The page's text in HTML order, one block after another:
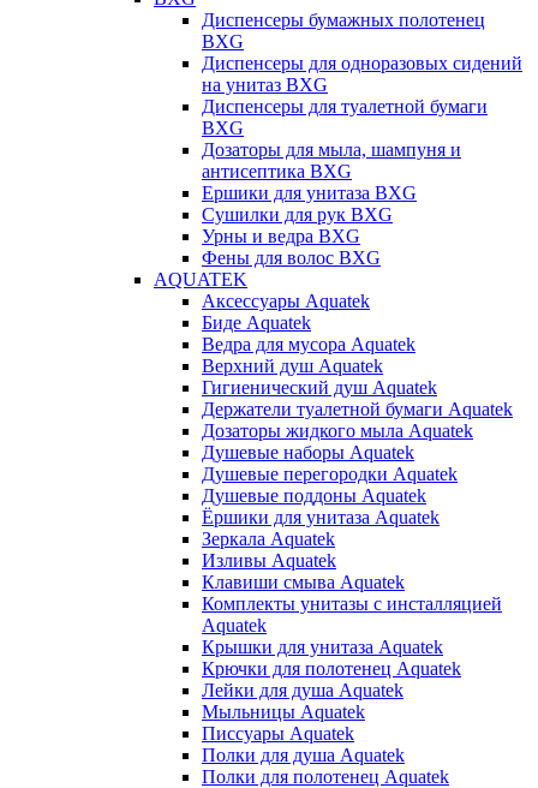
Диспенсеры бумажных полотенец
BXG
Диспенсеры для одноразовых сидений
на унитаз BXG
Диспенсеры для туалетной бумаги
BXG
Дозаторы для мыла, шампуня и
антисептика BXG
Ершики для унитаза BXG
Сушилки для рук BXG
Урны и ведра BXG
Фены для волос BXG
AQUATEK
Аксессуары Aquatek
Биде Aquatek
Ведра для мусора Aquatek
Верхний душ Aquatek
Гигиенический душ Aquatek
Держатели туалетной бумаги Aquatek
Дозаторы жидкого мыла Aquatek
Душевые наборы Aquatek
Душевые перегородки Aquatek
Душевые поддоны Aquatek
Ёршики для унитаза Aquatek
Зеркала Aquatek
Изливы Aquatek
Клавиши смыва Aquatek
Комплекты унитазы с инсталляцией
Aquatek
Крышки для унитаза Aquatek
Крючки для полотенец Aquatek
Лейки для душа Aquatek
Мыльницы Aquatek
Писсуары Aquatek
Полки для душа Aquatek
Полки для полотенец Aquatek